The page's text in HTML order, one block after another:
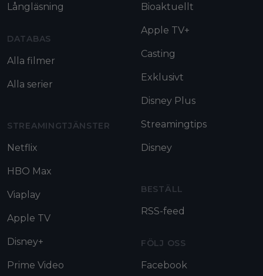
Långläsning
DATABAS
Alla filmer
Alla serier
STREAMINGTJÄNSTER
Netflix
HBO Max
Viaplay
Apple TV
Disney+
Prime Video
Bioaktuellt
Apple TV+
Casting
Exklusivt
Disney Plus
Streamingtips
Disney
BESTÄLL
RSS-feed
FÖLJ OSS
Facebook